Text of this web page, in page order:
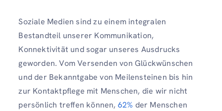
Soziale Medien sind zu einem integralen
Bestandteil unserer Kommunikation,
Konnektivität und sogar unseres Ausdrucks
geworden. Vom Versenden von Glückwünschen
und der Bekanntgabe von Meilensteinen bis hin
zur Kontaktpflege mit Menschen, die wir nicht
persönlich treffen können, 62% der Menschen